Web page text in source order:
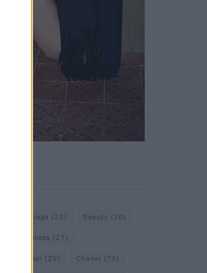
Balenciaga (22) Beauty (20)
Bottega Veneta (27)
Cartier (25) Chanel (73)